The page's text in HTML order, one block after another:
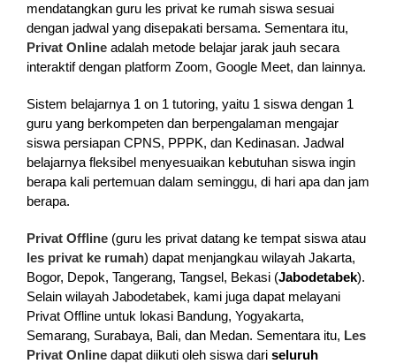
mendatangkan guru les privat ke rumah siswa sesuai
dengan jadwal yang disepakati bersama. Sementara itu,
Privat Onlineadalah metode belajar jarak jauh secara
interaktif dengan platform Zoom, Google Meet, dan lainnya.
Sistem belajarnya 1 on 1 tutoring, yaitu 1 siswa dengan 1
guru yang berkompeten dan berpengalaman mengajar
siswa persiapan CPNS, PPPK, dan Kedinasan. Jadwal
belajarnya fleksibel menyesuaikan kebutuhan siswa ingin
berapa kali pertemuan dalam seminggu, di hari apa dan jam
berapa.
Privat Offline(guru les privat datang ke tempat siswa atau
les privat ke rumah) dapat menjangkau wilayah Jakarta,
Bogor, Depok, Tangerang, Tangsel, Bekasi (Jabodetabek).
Selain wilayah Jabodetabek, kami juga dapat melayani
Privat Offline untuk lokasi Bandung, Yogyakarta,
Semarang, Surabaya, Bali, dan Medan. Sementara itu, Les
Privat Onlinedapat diikuti oleh siswa dari seluruh